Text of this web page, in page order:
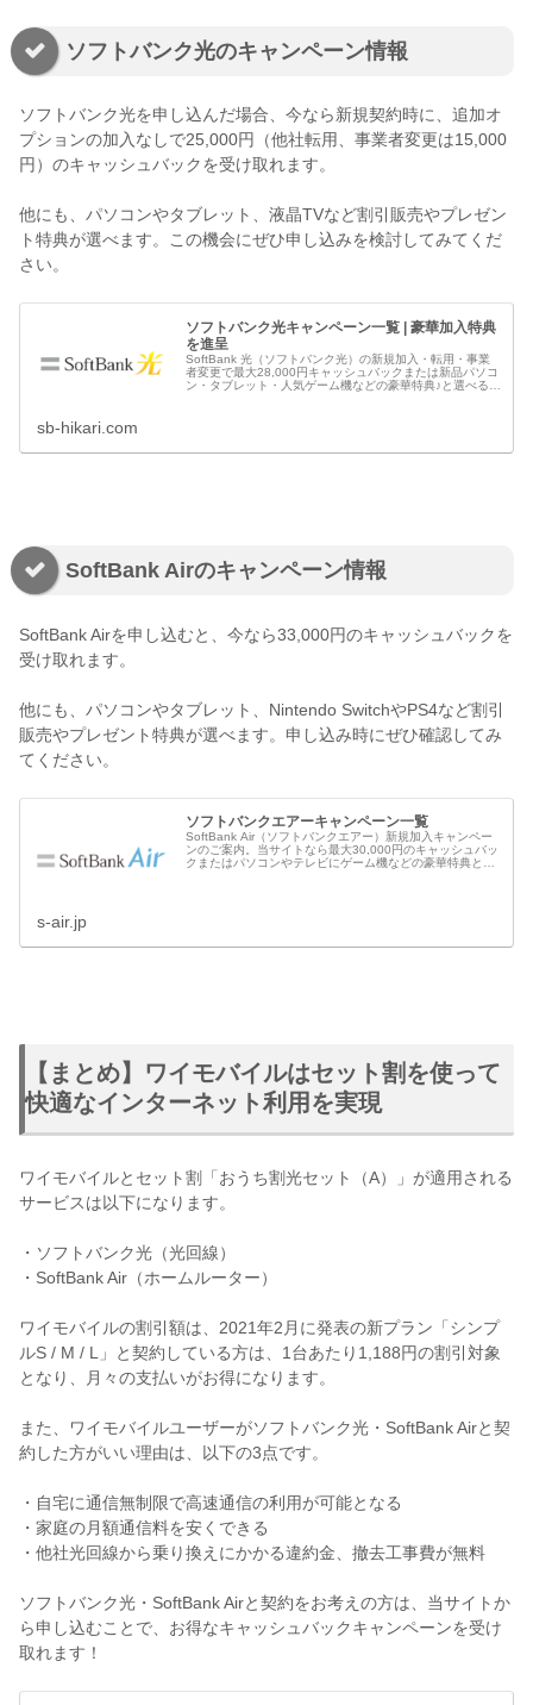
ソフトバンク光のキャンペーン情報
ソフトバンク光を申し込んだ場合、今なら新規契約時に、追加オ
プションの加入なしで25,000円（他社転用、事業者変更は15,000
円）のキャッシュバックを受け取れます。
他にも、パソコンやタブレット、液晶TVなど割引販売やプレゼン
ト特典が選べます。この機会にぜひ申し込みを検討してみてくだ
さい。
ソフトバンク光キャンペーン一覧 | 豪華加入特典
を進呈
SoftBank 光（ソフトバンク光）の新規加入・転用・事業
者変更で最大28,000円キャッシュバックまたは新品パソコ
ン・タブレット・人気ゲーム機などの豪華特典♪と選べるキ
sb-hikari.com
SoftBank Airのキャンペーン情報
SoftBank Airを申し込むと、今なら33,000円のキャッシュバックを
受け取れます。
他にも、パソコンやタブレット、Nintendo SwitchやPS4など割引
販売やプレゼント特典が選べます。申し込み時にぜひ確認してみ
てください。
ソフトバンクエアーキャンペーン一覧
SoftBank Air（ソフトバンクエアー）新規加入キャンペー
ンのご案内。当サイトなら最大30,000円のキャッシュバッ
クまたはパソコンやテレビにゲーム機などの豪華特典と選
s-air.jp
【まとめ】ワイモバイルはセット割を使って
快適なインターネット利用を実現
ワイモバイルとセット割「おうち割光セット（A）」が適用される
サービスは以下になります。
・ソフトバンク光（光回線）
・SoftBank Air（ホームルーター）
ワイモバイルの割引額は、2021年2月に発表の新プラン「シンプ
ルS / M / L」と契約している方は、1台あたり1,188円の割引対象
となり、月々の支払いがお得になります。
また、ワイモバイルユーザーがソフトバンク光・SoftBank Airと契
約した方がいい理由は、以下の3点です。
・自宅に通信無制限で高速通信の利用が可能となる
・家庭の月額通信料を安くできる
・他社光回線から乗り換えにかかる違約金、撤去工事費が無料
ソフトバンク光・SoftBank Airと契約をお考えの方は、当サイトか
ら申し込むことで、お得なキャッシュバックキャンペーンを受け
取れます！